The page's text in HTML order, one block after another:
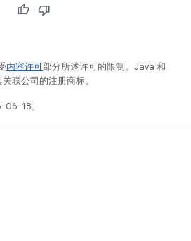
内容许可部分所述许可的限制。Java 和
联公司的注册商标。
18。